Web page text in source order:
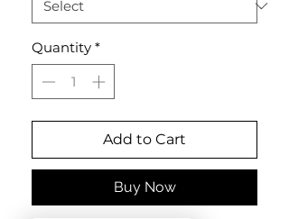
Quantity *
Add to Cart
Buy Now